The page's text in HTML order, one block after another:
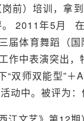
前）培训，拿
2011年5月
届体育舞蹈（
中表演突出
双师双能型”
动中。被评为：